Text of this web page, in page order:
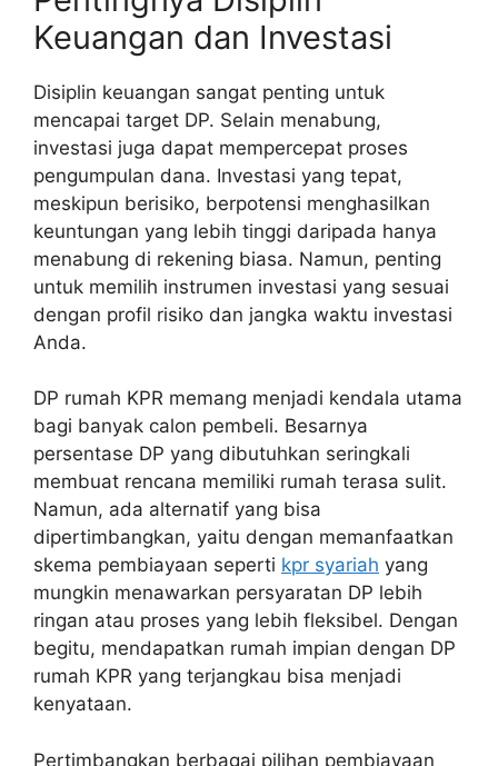
Keuangan dan Investasi
Disiplin keuangan sangat penting untuk
mencapai target DP. Selain menabung,
investasi juga dapat mempercepat proses
pengumpulan dana. Investasi yang tepat,
meskipun berisiko, berpotensi menghasilkan
keuntungan yang lebih tinggi daripada hanya
menabung di rekening biasa. Namun, penting
untuk memilih instrumen investasi yang sesuai
dengan profil risiko dan jangka waktu investasi
Anda.
DP rumah KPR memang menjadi kendala utama
bagi banyak calon pembeli. Besarnya
persentase DP yang dibutuhkan seringkali
membuat rencana memiliki rumah terasa sulit.
Namun, ada alternatif yang bisa
dipertimbangkan, yaitu dengan memanfaatkan
skema pembiayaan seperti kpr syariah yang
mungkin menawarkan persyaratan DP lebih
ringan atau proses yang lebih fleksibel. Dengan
begitu, mendapatkan rumah impian dengan DP
rumah KPR yang terjangkau bisa menjadi
kenyataan.
Pertimbangkan berbagai pilihan pembiayaan